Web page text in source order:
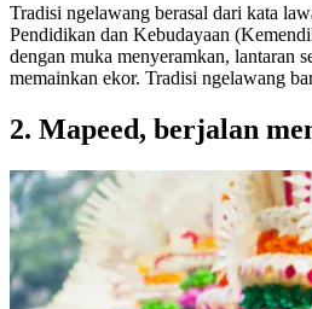
Tradisi ngelawang berasal dari kata
Pendidikan dan Kebudayaan
dengan muka menyeramkan, lantaran
memainkan ekor. Tradisi ngelawang
2. Mapeed, berjalan